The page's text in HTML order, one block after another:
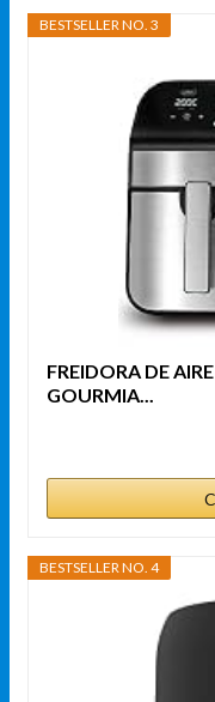
BESTSELLER NO. 3
FREIDORA DE
GOURMIA...
BESTSELLER NO. 4